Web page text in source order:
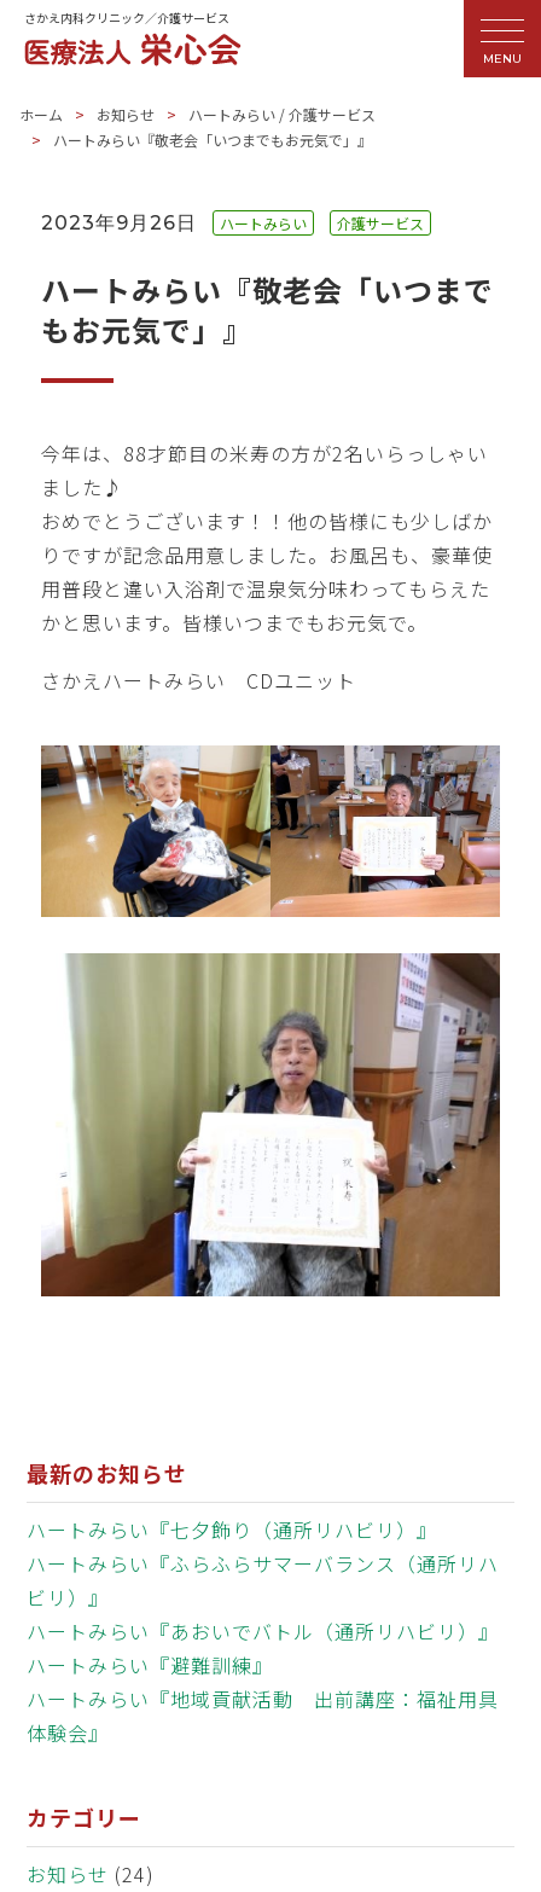
MENU
さかえ内科クリニック／介護サービス
ホーム お知らせ ハートみらい /介護サービス
ハートみらい『敬老会「いつまでもお元気で」』
2023年9月26日 ハートみらい 介護サービス
ハートみらい『敬老会「いつまで
もお元気で」』
今年は、88才節目の米寿の方が2名いらっしゃい
ました♪
おめでとうございます！！他の皆様にも少しばか
りですが記念品用意しました。お風呂も、豪華使
用普段と違い入浴剤で温泉気分味わってもらえた
かと思います。皆様いつまでもお元気で。
さかえハートみらい CDユニット
最新のお知らせ
ハートみらい『七夕飾り（通所リハビリ）』
ハートみらい『ふらふらサマーバランス（通所リハ
ビリ）』
ハートみらい『あおいでバトル（通所リハビリ）』
ハートみらい『避難訓練』
ハートみらい『地域貢献活動 出前講座：福祉用具
体験会』
カテゴリー
お知らせ (24)